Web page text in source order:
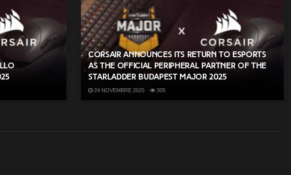
CORSAIR Announces its Return to Esports
as the Official Peripheral Partner of the
StarLadder Budapest Major 2025
24 NOVEMBRE 2025 305